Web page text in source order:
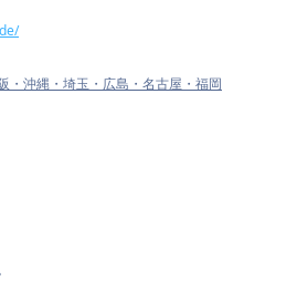
・沖縄・埼玉・広島・名古屋・福岡